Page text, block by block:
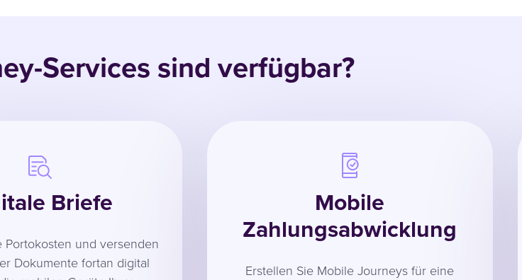
Services sind verfügbar?
Briefe
Portokosten und versenden
Dokumente fortan digital
Mobile
Zahlungsabwicklung
Erstellen Sie Mobile Journeys für eine